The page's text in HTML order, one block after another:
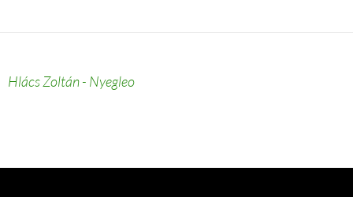
Hlács Zoltán - Nyegleo